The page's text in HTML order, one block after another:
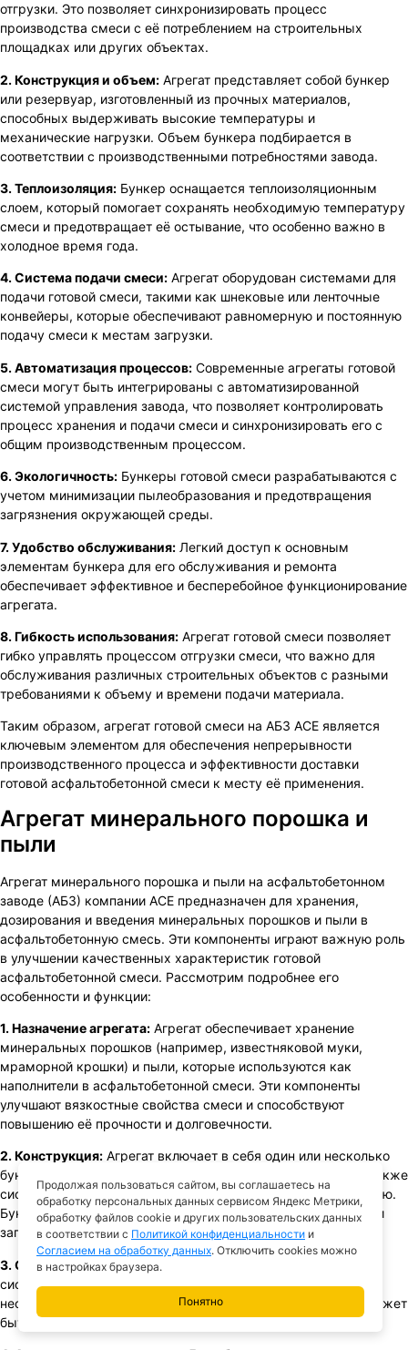
отгрузки. Это позволяет синхронизировать процесс
производства смеси с её потреблением на строительных
площадках или других объектах.
2. Конструкция и объем: Агрегат представляет собой бункер
или резервуар, изготовленный из прочных материалов,
способных выдерживать высокие температуры и
механические нагрузки. Объем бункера подбирается в
соответствии с производственными потребностями завода.
3. Теплоизоляция: Бункер оснащается теплоизоляционным
слоем, который помогает сохранять необходимую температуру
смеси и предотвращает её остывание, что особенно важно в
холодное время года.
4. Система подачи смеси: Агрегат оборудован системами для
подачи готовой смеси, такими как шнековые или ленточные
конвейеры, которые обеспечивают равномерную и постоянную
подачу смеси к местам загрузки.
5. Автоматизация процессов: Современные агрегаты готовой
смеси могут быть интегрированы с автоматизированной
системой управления завода, что позволяет контролировать
процесс хранения и подачи смеси и синхронизировать его с
общим производственным процессом.
6. Экологичность: Бункеры готовой смеси разрабатываются с
учетом минимизации пылеобразования и предотвращения
загрязнения окружающей среды.
7. Удобство обслуживания: Легкий доступ к основным
элементам бункера для его обслуживания и ремонта
обеспечивает эффективное и бесперебойное функционирование
агрегата.
8. Гибкость использования: Агрегат готовой смеси позволяет
гибко управлять процессом отгрузки смеси, что важно для
обслуживания различных строительных объектов с разными
требованиями к объему и времени подачи материала.
Таким образом, агрегат готовой смеси на АБЗ ACE является
ключевым элементом для обеспечения непрерывности
производственного процесса и эффективности доставки
готовой асфальтобетонной смеси к месту её применения.
Агрегат минерального порошка и
пыли
Агрегат минерального порошка и пыли на асфальтобетонном
заводе (АБЗ) компании ACE предназначен для хранения,
дозирования и введения минеральных порошков и пыли в
асфальтобетонную смесь. Эти компоненты играют важную роль
в улучшении качественных характеристик готовой
асфальтобетонной смеси. Рассмотрим подробнее его
особенности и функции:
1. Назначение агрегата: Агрегат обеспечивает хранение
минеральных порошков (например, известняковой муки,
мраморной крошки) и пыли, которые используются как
наполнители в асфальтобетонной смеси. Эти компоненты
улучшают вязкостные свойства смеси и способствуют
повышению её прочности и долговечности.
2. Конструкция: Агрегат включает в себя один или несколько
бункеров для хранения минеральных порошков и пыли, а также
системы для их дозирования и транспортировки к смесителю.
Бункеры оснащены системами защиты от попадания влаги и
загрязнений.
3. Система дозирования:
система точного дозирования, которая позволяет добавлять
необходимое количество порошка или пыли в смесь. Это может
быть реализовано через весовые или объемные дозаторы.
Продолжая пользоваться сайтом, вы соглашаетесь на
обработку персональных данных сервисом Яндекс Метрики,
обработку файлов cookie и других пользовательских данных
в соответствии с Политикой конфиденциальности и
Согласием на обработку данных. Отключить cookies можно
в настройках браузера.
Понятно